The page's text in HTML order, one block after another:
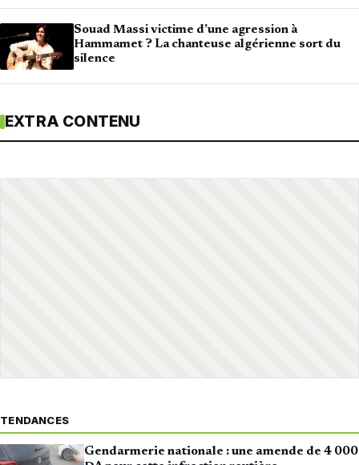
Souad Massi victime d’une agression à
Hammamet ? La chanteuse algérienne sort du
silence
EXTRA CONTENU
TENDANCES
Gendarmerie nationale : une amende de 4 000